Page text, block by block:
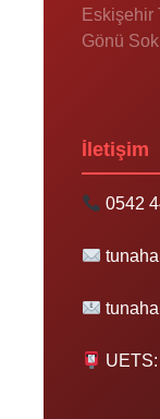
Eskişehir
Gönü
İletişim
0542